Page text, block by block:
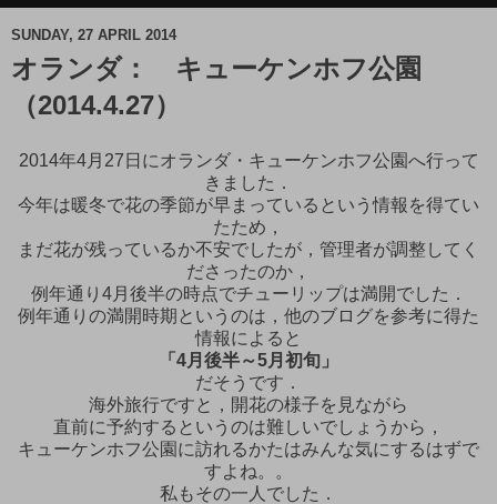
SUNDAY, 27 APRIL 2014
オランダ： キューケンホフ公園
（2014.4.27）
2014年4月27日にオランダ・キューケンホフ公園へ行って
きました．
今年は暖冬で花の季節が早まっているという情報を得てい
たため，
まだ花が残っているか不安でしたが，管理者が調整してく
ださったのか，
例年通り4月後半の時点でチューリップは満開でした．
例年通りの満開時期というのは，他のブログを参考に得た
情報によると
「4月後半～5月初旬」
だそうです．
海外旅行ですと，開花の様子を見ながら
直前に予約するというのは難しいでしょうから，
キューケンホフ公園に訪れるかたはみんな気にするはずで
すよね。。
私もその一人でした．